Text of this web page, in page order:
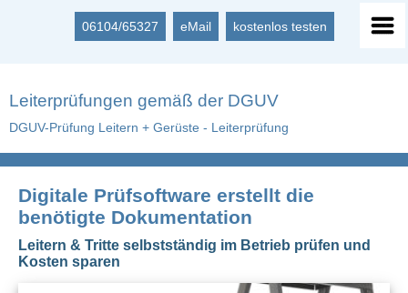
06104/65327 eMail kostenlos testen
Leiterprüfungen gemäß der DGUV
DGUV-Prüfung Leitern + Gerüste - Leiterprüfung
Digitale Prüfsoftware erstellt die
benötigte Dokumentation
Leitern & Tritte selbstständig im Betrieb prüfen und
Kosten sparen